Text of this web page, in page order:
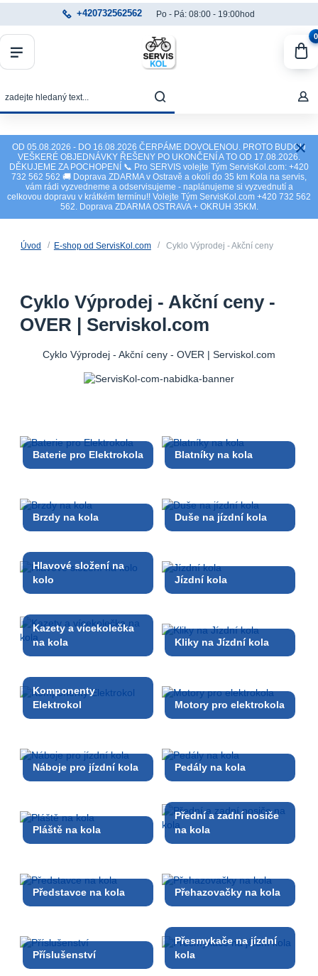
OD 05.08.2026 - DO 16.08.2026 ČERPÁME DOVOLENOU. PROTO BUDOU
VEŠKERÉ OBJEDNÁVKY ŘEŠENY PO UKONČENÍ A TO OD 17.08.2026.
DĚKUJEME ZA POCHOPENÍ 📞 Pro SERVIS volejte Tým ServisKol.com: +420
732 562 562 🚚 Doprava ZDARMA v Ostravě a okolí do 35 km Kola na servis,
vám rádi vyzvedneme a odservisujeme - naplánujeme si vyzvednutí a
celkovou dopravu v krátkém termínu!! Volejte Tým ServisKol.com +420 732 562
562. Doprava ZDARMA OSTRAVA + OKRUH 35KM.
+420732562562 Po - Pá: 08:00 - 19:00hod
0
Úvod E-shop od ServisKol.com Cyklo Výprodej - Akční ceny
Cyklo Výprodej - Akční ceny -
OVER | Serviskol.com
Cyklo Výprodej - Akční ceny - OVER | Serviskol.com
Baterie pro Elektrokola Blatníky na kola
Brzdy na kola Duše na jízdní kola
Hlavové složení na
kolo
Jízdní kola
Kazety a vícekolečka
na kola
Kliky na Jízdní kola
Komponenty
Elektrokol
Motory pro elektrokola
Náboje pro jízdní kola Pedály na kola
Pláště na kola
Přední a zadní nosiče
na kola
Představce na kola Přehazovačky na kola
Příslušenství
Přesmykače na jízdní
kola